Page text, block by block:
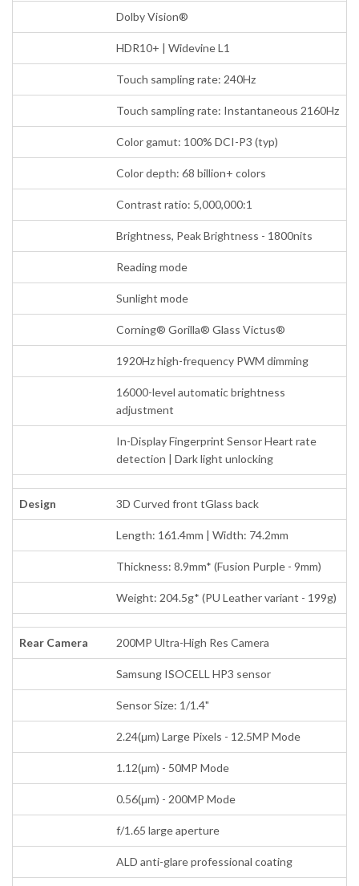
Dolby Vision®
HDR10+ | Widevine L1
Touch sampling rate: 240Hz
Touch sampling rate: Instantaneous 2160Hz
Color gamut: 100% DCI-P3 (typ)
Color depth: 68 billion+ colors
Contrast ratio: 5,000,000:1
Brightness, Peak Brightness - 1800nits
Reading mode
Sunlight mode
Corning® Gorilla® Glass Victus®
1920Hz high-frequency PWM dimming
16000-level automatic brightness
adjustment
In-Display Fingerprint Sensor Heart rate
detection | Dark light unlocking
Design 3D Curved front tGlass back
Length: 161.4mm | Width: 74.2mm
Thickness: 8.9mm* (Fusion Purple - 9mm)
Weight: 204.5g* (PU Leather variant - 199g)
Rear Camera 200MP Ultra-High Res Camera
Samsung ISOCELL HP3 sensor
Sensor Size: 1/1.4"
2.24(μm) Large Pixels - 12.5MP Mode
1.12(μm) - 50MP Mode
0.56(μm) - 200MP Mode
f/1.65 large aperture
ALD anti-glare professional coating